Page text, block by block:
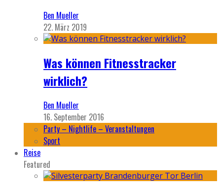
Ben Mueller
22. März 2019
Was können Fitnesstracker
wirklich?
Ben Mueller
16. September 2016
Party – Nightlife – Veranstaltungen
Sport
Reise
Featured